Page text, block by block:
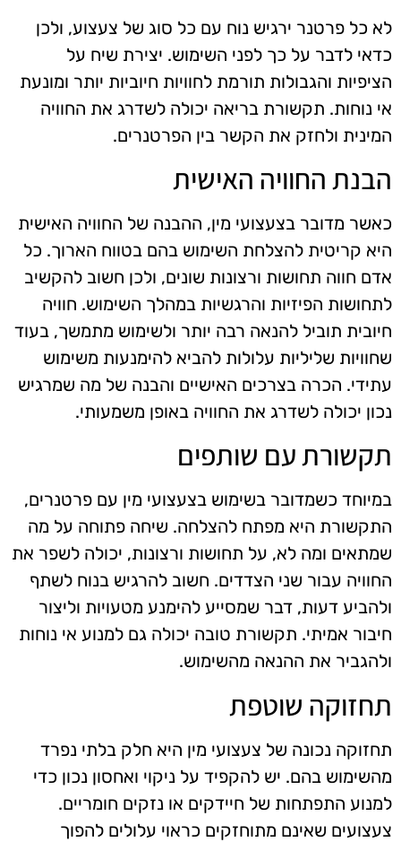
לא כל פרטנר ירגיש נוח עם כל סוג של צעצוע, ולכן
כדאי לדבר על כך לפני השימוש. יצירת שיח על
הציפיות והגבולות תורמת לחוויות חיוביות יותר ומונעת
אי נוחות. תקשורת בריאה יכולה לשדרג את החוויה
המינית ולחזק את הקשר בין הפרטנרים.
הבנת החוויה האישית
כאשר מדובר בצעצועי מין, ההבנה של החוויה האישית
היא קריטית להצלחת השימוש בהם בטווח הארוך. כל
אדם חווה תחושות ורצונות שונים, ולכן חשוב להקשיב
לתחושות הפיזיות והרגשיות במהלך השימוש. חוויה
חיובית תוביל להנאה רבה יותר ולשימוש מתמשך, בעוד
שחוויות שליליות עלולות להביא להימנעות משימוש
עתידי. הכרה בצרכים האישיים והבנה של מה שמרגיש
נכון יכולה לשדרג את החוויה באופן משמעותי.
תקשורת עם שותפים
במיוחד כשמדובר בשימוש בצעצועי מין עם פרטנרים,
התקשורת היא מפתח להצלחה. שיחה פתוחה על מה
שמתאים ומה לא, על תחושות ורצונות, יכולה לשפר את
החוויה עבור שני הצדדים. חשוב להרגיש בנוח לשתף
ולהביע דעות, דבר שמסייע להימנע מטעויות וליצור
חיבור אמיתי. תקשורת טובה יכולה גם למנוע אי נוחות
ולהגביר את ההנאה מהשימוש.
תחזוקה שוטפת
תחזוקה נכונה של צעצועי מין היא חלק בלתי נפרד
מהשימוש בהם. יש להקפיד על ניקוי ואחסון נכון כדי
למנוע התפתחות של חיידקים או נזקים חומריים.
צעצועים שאינם מתוחזקים כראוי עלולים להפוך